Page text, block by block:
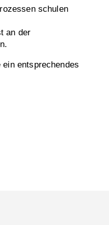
schulen
an der
entsprechendes